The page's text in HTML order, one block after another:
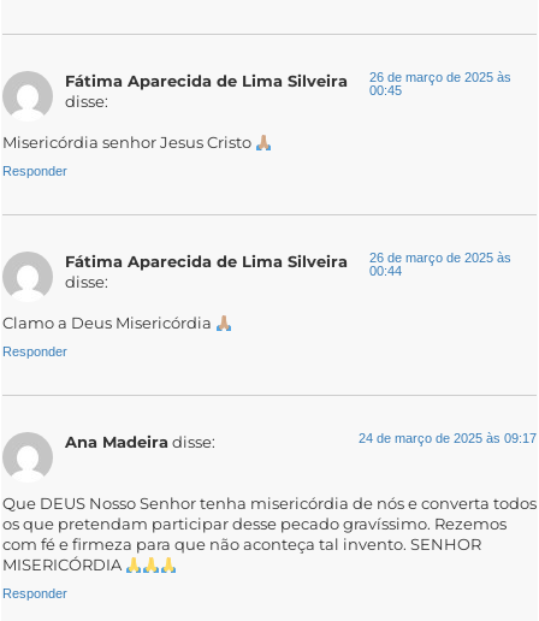
Fátima Aparecida de Lima Silveira
disse:
26 de março de 2025 às
00:45
Misericórdia senhor Jesus Cristo
Responder
Fátima Aparecida de Lima Silveira
disse:
26 de março de 2025 às
00:44
Clamo a Deus Misericórdia
Responder
Ana Madeira disse: 24 de março de 2025 às 09:17
Que DEUS Nosso Senhor tenha misericórdia de nós e converta todos
os que pretendam participar desse pecado gravíssimo. Rezemos
com fé e firmeza para que não aconteça tal invento. SENHOR
MISERICÓRDIA
Responder